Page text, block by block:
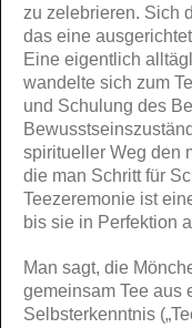
zu zelebrieren. Sich
das eine
Eine eigentlich
wandelte sich zum
und Schulung des
spiritueller Weg den
die man Schritt für
Teezeremonie ist
bis sie in Perfektion
Man sagt, die
gemeinsam Tee aus
Selbsterkenntnis